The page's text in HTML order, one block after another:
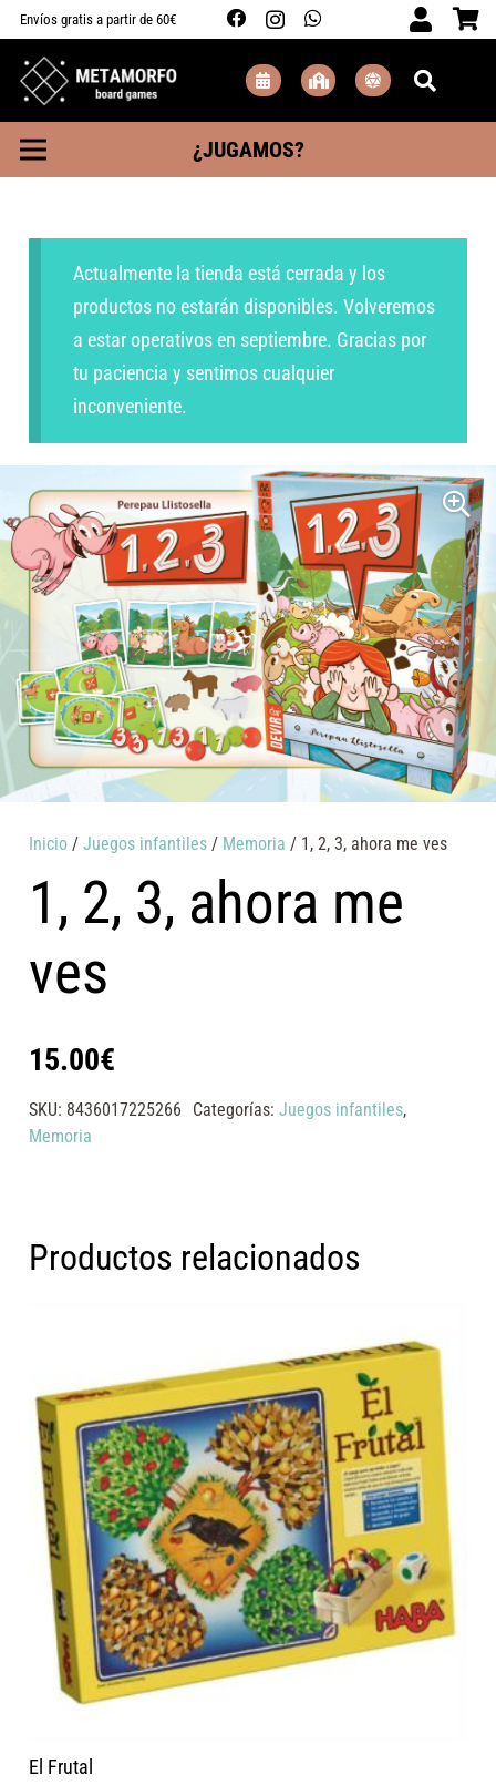
Envíos gratis a partir de 60€
¿JUGAMOS?
Actualmente la tienda está cerrada y los
productos no estarán disponibles. Volveremos
a estar operativos en septiembre. Gracias por
tu paciencia y sentimos cualquier
inconveniente.
Inicio /Juegos infantiles / Memoria / 1, 2, 3, ahora me ves
1, 2, 3, ahora me
ves
15.00€
SKU: 8436017225266 Categorías: Juegos infantiles,
Memoria
Productos relacionados
El Frutal